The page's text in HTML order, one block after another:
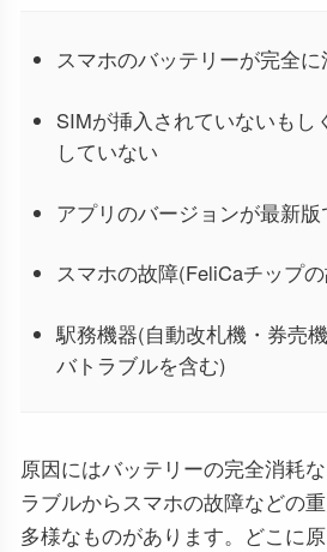
スマホのバッテリーが完全
SIMが挿入されていないもし
していない
アプリのバージョンが最新版
スマホの故障(FeliCaチップ
駅務機器(自動改札機・券売
バトラブルを含む)
原因にはバッテリーの完全消耗
ラブルからスマホの故障などの
多様なものがあります。どこに